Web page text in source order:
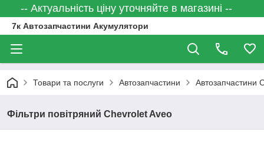
-- Актуальність ціну уточняйте в магазині --
7к Автозапчастини Акумулятори
Товари та послуги Автозапчастини Автозапчастини
Фільтри повітряний Chevrolet Aveo